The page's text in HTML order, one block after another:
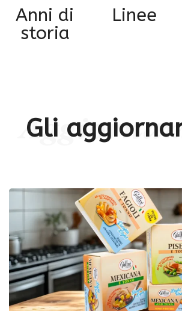
Anni di
storia
Linee
Gli